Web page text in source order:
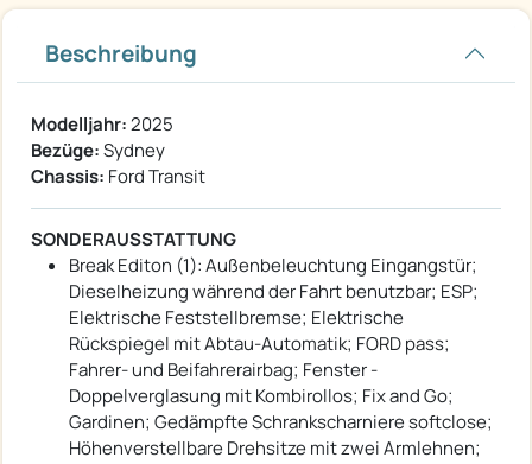
Beschreibung
Modelljahr:2025
Bezüge:Sydney
Chassis: Ford Transit
SONDERAUSSTATTUNG
Break Editon (1): Außenbeleuchtung Eingangstür;
Dieselheizung während der Fahrt benutzbar; ESP;
Elektrische Feststellbremse; Elektrische
Rückspiegel mit Abtau-Automatik; FORD pass;
Fahrer- und Beifahrerairbag; Fenster -
Doppelverglasung mit Kombirollos; Fix and Go;
Gardinen; Gedämpfte Schrankscharniere softclose;
Höhenverstellbare Drehsitze mit zwei Armlehnen;